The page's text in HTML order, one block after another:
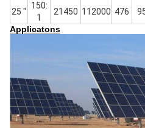
25 "
150:
1
21450 112000 476
Applicatons